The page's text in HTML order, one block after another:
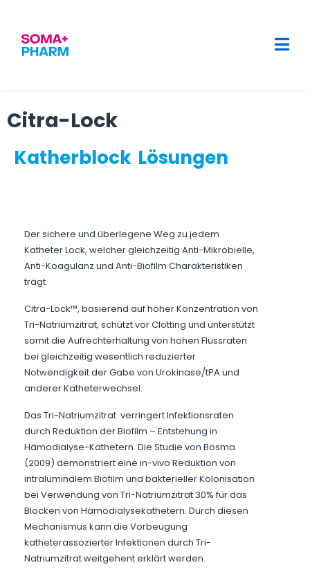
Citra-Lock
Katherblock Lösungen
Der sichere und überlegene Weg zu jedem
Katheter Lock, welcher gleichzeitig Anti-Mikrobielle,
Anti-Koagulanz und Anti-Biofilm Charakteristiken
trägt.
Citra-Lock™, basierend auf hoher Konzentration von
Tri-Natriumzitrat, schützt vor Clotting und unterstützt
somit die Aufrechterhaltung von hohen Flussraten
bei gleichzeitig wesentlich reduzierter
Notwendigkeit der Gabe von Urokinase/tPA und
anderer Katheterwechsel.
Das Tri-Natriumzitrat verringert Infektionsraten
durch Reduktion der Biofilm – Entstehung in
Hämodialyse-Kathetern. Die Studie von Bosma
(2009) demonstriert eine in-vivo Reduktion von
intraluminalem Biofilm und bakterieller Kolonisation
bei Verwendung von Tri-Natriumzitrat 30% für das
Blocken von Hämodialysekathetern. Durch diesen
Mechanismus kann die Vorbeugung
katheterassozierter Infektionen durch Tri-
Natriumzitrat weitgehent erklärt werden.